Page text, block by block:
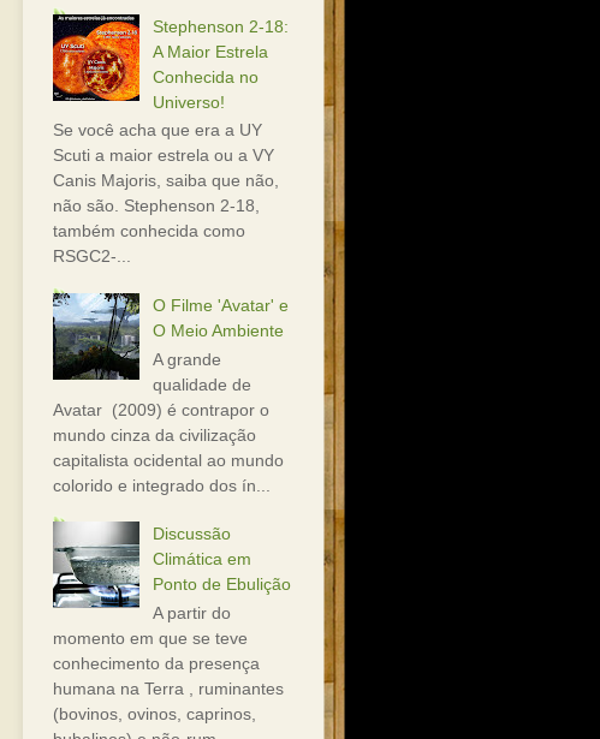
Stephenson 2-18:
A Maior Estrela
Conhecida no
Universo!
Se você acha que era a UY
Scuti a maior estrela ou a VY
Canis Majoris, saiba que não,
não são. Stephenson 2-18,
também conhecida como
RSGC2-...
O Filme 'Avatar' e
O Meio Ambiente
A grande
qualidade de
Avatar (2009) é contrapor o
mundo cinza da civilização
capitalista ocidental ao mundo
colorido e integrado dos ín...
Discussão
Climática em
Ponto de Ebulição
A partir do
momento em que se teve
conhecimento da presença
humana na Terra , ruminantes
(bovinos, ovinos, caprinos,